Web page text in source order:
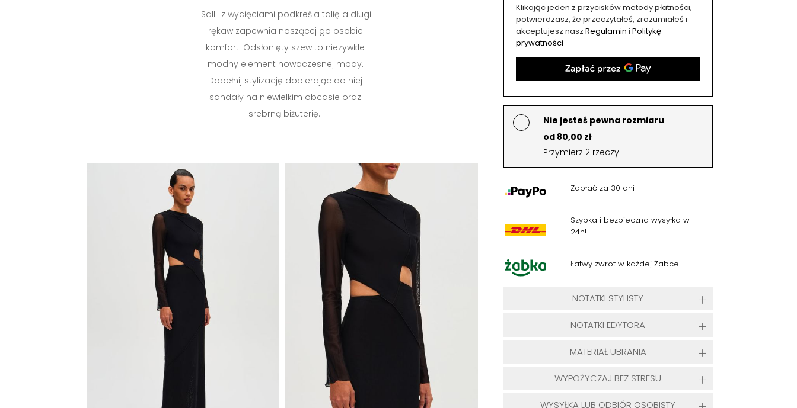
'Salli' z wycięciami podkreśla talię a długi
rękaw zapewnia noszącej go osobie
komfort. Odsłonięty szew to niezywkle
modny element nowoczesnej mody.
Dopełnij stylizację dobierając do niej
sandały na niewielkim obcasie oraz
srebrną biżuterię.
Klikając jeden z przycisków metody płatności,
potwierdzasz, że przeczytałeś, zrozumiałeś i
akceptujesz nasz Regulamin i Politykę
prywatności
Nie jesteś pewna rozmiaru
od 80,00 zł
Przymierz 2 rzeczy
Zapłać za 30 dni
Szybka i bezpieczna wysyłka w
24h!
Łatwy zwrot w każdej Żabce
NOTATKI STYLISTY
NOTATKI EDYTORA
MATERIAŁ UBRANIA
WYPOŻYCZAJ BEZ STRESU
WYSYŁKA LUB ODBIÓR OSOBISTY